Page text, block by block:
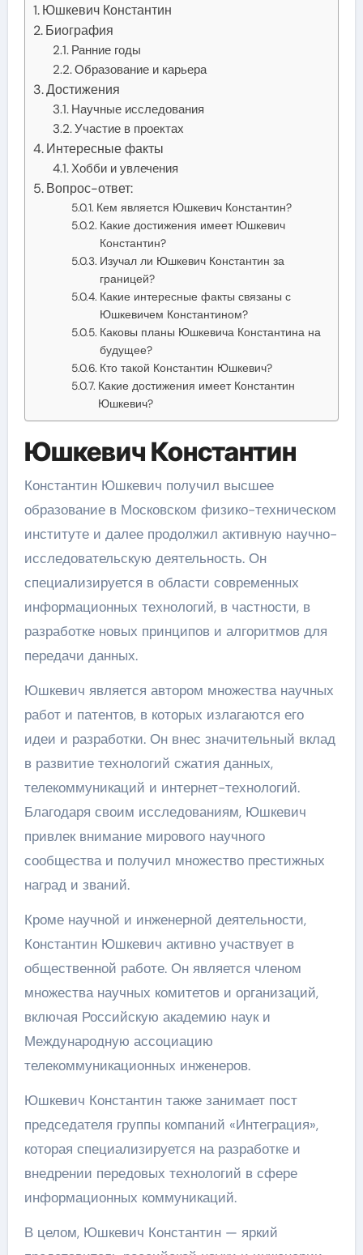
Юшкевич Константин
Биография
Ранние годы
Образование и карьера
Достижения
Научные исследования
Участие в проектах
Интересные факты
Хобби и увлечения
Вопрос-ответ:
Кем является Юшкевич Константин?
Какие достижения имеет Юшкевич
Константин?
Изучал ли Юшкевич Константин за
границей?
Какие интересные факты связаны с
Юшкевичем Константином?
Каковы планы Юшкевича Константина на
будущее?
Кто такой Константин Юшкевич?
Какие достижения имеет Константин
Юшкевич?
Юшкевич Константин
Константин Юшкевич получил высшее
образование в Московском физико-техническом
институте и далее продолжил активную научно-
исследовательскую деятельность. Он
специализируется в области современных
информационных технологий, в частности, в
разработке новых принципов и алгоритмов для
передачи данных.
Юшкевич является автором множества научных
работ и патентов, в которых излагаются его
идеи и разработки. Он внес значительный вклад
в развитие технологий сжатия данных,
телекоммуникаций и интернет-технологий.
Благодаря своим исследованиям, Юшкевич
привлек внимание мирового научного
сообщества и получил множество престижных
наград и званий.
Кроме научной и инженерной деятельности,
Константин Юшкевич активно участвует в
общественной работе. Он является членом
множества научных комитетов и организаций,
включая Российскую академию наук и
Международную ассоциацию
телекоммуникационных инженеров.
Юшкевич Константин также занимает пост
председателя группы компаний «Интеграция»,
которая специализируется на разработке и
внедрении передовых технологий в сфере
информационных коммуникаций.
В целом, Юшкевич Константин — яркий